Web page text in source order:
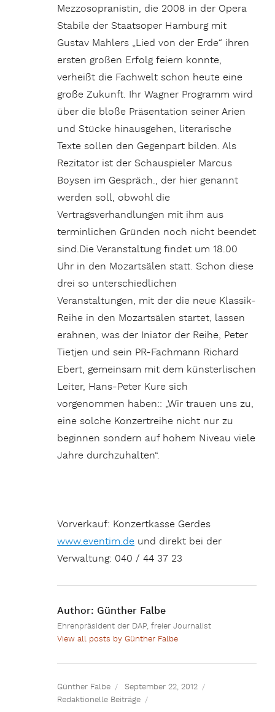
Mezzosopranistin, die 2008 in der Opera
Stabile der Staatsoper Hamburg mit
Gustav Mahlers „Lied von der Erde“ ihren
ersten großen Erfolg feiern konnte,
verheißt die Fachwelt schon heute eine
große Zukunft. Ihr Wagner Programm wird
über die bloße Präsentation seiner Arien
und Stücke hinausgehen, literarische
Texte sollen den Gegenpart bilden. Als
Rezitator ist der Schauspieler Marcus
Boysen im Gespräch., der hier genannt
werden soll, obwohl die
Vertragsverhandlungen mit ihm aus
terminlichen Gründen noch nicht beendet
sind.Die Veranstaltung findet um 18.00
Uhr in den Mozartsälen statt. Schon diese
drei so unterschiedlichen
Veranstaltungen, mit der die neue Klassik-
Reihe in den Mozartsälen startet, lassen
erahnen, was der Iniator der Reihe, Peter
Tietjen und sein PR-Fachmann Richard
Ebert, gemeinsam mit dem künsterlischen
Leiter, Hans-Peter Kure sich
vorgenommen haben:: „Wir trauen uns zu,
eine solche Konzertreihe nicht nur zu
beginnen sondern auf hohem Niveau viele
Jahre durchzuhalten“.
Vorverkauf: Konzertkasse Gerdes
www.eventim.de und direkt bei der
Verwaltung: 040 / 44 37 23
Author: Günther Falbe
Ehrenpräsident der DAP, freier Journalist
View all posts by Günther Falbe
Günther Falbe
September 22, 2012
Redaktionelle Beiträge